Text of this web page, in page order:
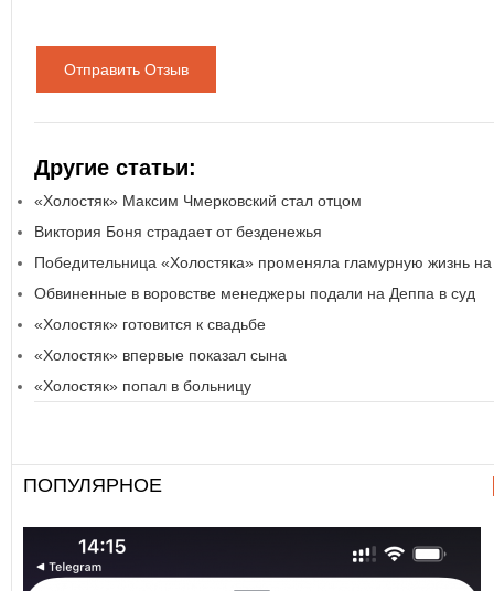
Отправить Отзыв
Другие статьи:
«Холостяк» Максим Чмерковский стал отцом
Виктория Боня страдает от безденежья
Победительница «Холостяка» променяла гламурную жизнь на
Обвиненные в воровстве менеджеры подали на Деппа в суд
«Холостяк» готовится к свадьбе
«Холостяк» впервые показал сына
«Холостяк» попал в больницу
ПОПУЛЯРНОЕ